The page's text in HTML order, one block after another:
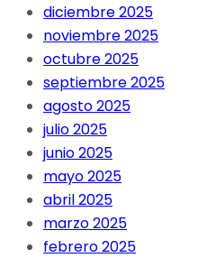
diciembre 2025
noviembre 2025
octubre 2025
septiembre 2025
agosto 2025
julio 2025
junio 2025
mayo 2025
abril 2025
marzo 2025
febrero 2025